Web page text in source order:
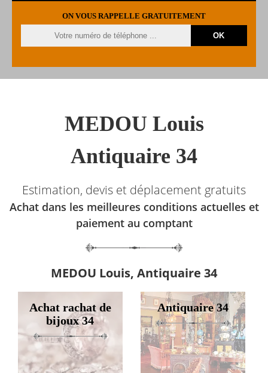
ON VOUS RAPPELLE GRATUITEMENT
MEDOU Louis
Antiquaire 34
Estimation, devis et déplacement gratuits
Achat dans les meilleures conditions actuelles et
paiement au comptant
MEDOU Louis, Antiquaire 34
Achat rachat de
bijoux 34
Antiquaire 34